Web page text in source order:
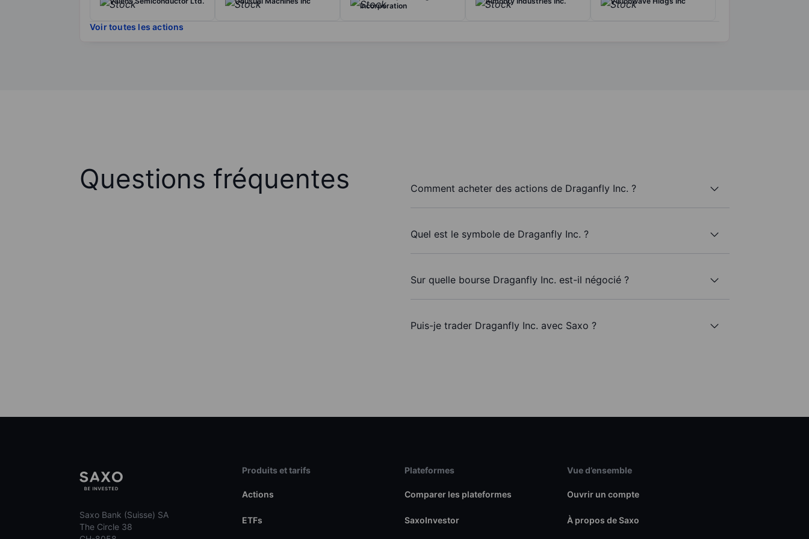
Incorporation
Voir toutes les actions
Questions fréquentes Comment acheter des actions de Draganfly Inc. ?
Quel est le symbole de Draganfly Inc. ?
Sur quelle bourse Draganfly Inc. est-il négocié ?
Puis-je trader Draganfly Inc. avec Saxo ?
Saxo Bank (Suisse) SA
The Circle 38
Produits et tarifs
Actions
ETFs
Plateformes
Comparer les plateformes
SaxoInvestor
Vue d’ensemble
Ouvrir un compte
À propos de Saxo